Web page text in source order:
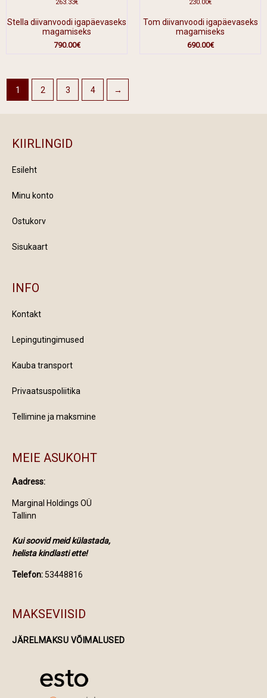
263.33€
Stella diivanvoodi igapäevaseks
magamiseks
790.00€
230.00€
Tom diivanvoodi igapäevaseks
magamiseks
690.00€
1 2 3 4 →
KIIRLINGID
Esileht
Minu konto
Ostukorv
Sisukaart
INFO
Kontakt
Lepingutingimused
Kauba transport
Privaatsuspoliitika
Tellimine ja maksmine
MEIE ASUKOHT
Aadress:
Marginal Holdings OÜ
Tallinn
Kui soovid meid külastada,
helista kindlasti ette!
Telefon: 53448816
MAKSEVIISID
JÄRELMAKSU VÕIMALUSED